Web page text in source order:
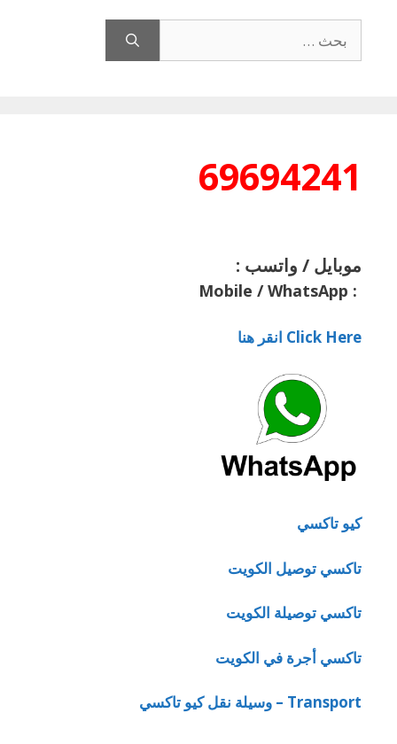
عن:
69694241
موبايل / واتسب :
:
Mobile / WhatsApp
Click Here انقر هنا
كيو تاكسي
تاكسي توصيل الكويت
تاكسي توصيلة الكويت
تاكسي أجرة في الكويت
Transport – وسيلة نقل كيو تاكسي